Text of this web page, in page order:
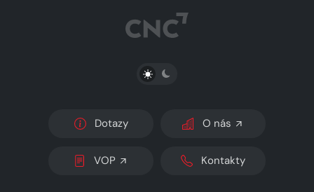
PŘEPNOUT SVĚTLÝ/TMAVÝ REŽIM
Dotazy O nás
VOP Kontakty